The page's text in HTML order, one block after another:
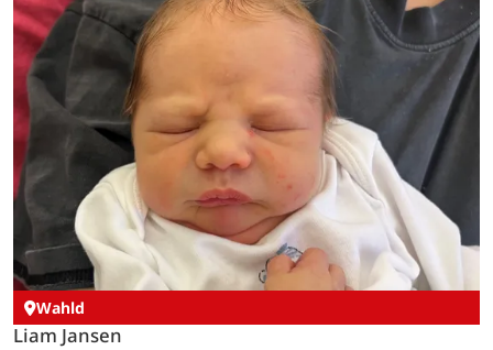
Wahld
Liam Jansen